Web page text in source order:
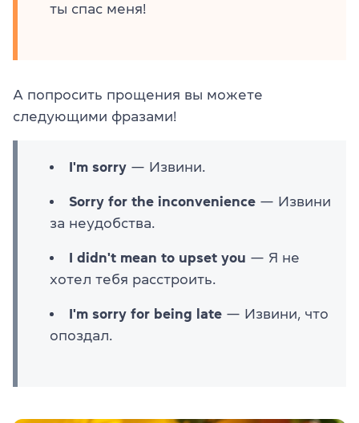
ты спас меня!
А попросить прощения вы можете
следующими фразами!
I'm sorry — Извини.
Sorry for the inconvenience — Извини
за неудобства.
I didn't mean to upset you — Я не
хотел тебя расстроить.
I'm sorry for being late — Извини, что
опоздал.